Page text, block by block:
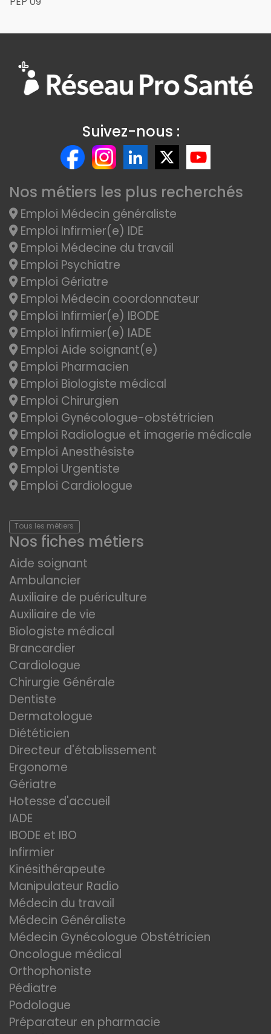
Suivez-nous :
Nos métiers les plus recherchés
Emploi Médecin généraliste
Emploi Infirmier(e) IDE
Emploi Médecine du travail
Emploi Psychiatre
Emploi Gériatre
Emploi Médecin coordonnateur
Emploi Infirmier(e) IBODE
Emploi Infirmier(e) IADE
Emploi Aide soignant(e)
Emploi Pharmacien
Emploi Biologiste médical
Emploi Chirurgien
Emploi Gynécologue-obstétricien
Emploi Radiologue et imagerie médicale
Emploi Anesthésiste
Emploi Urgentiste
Emploi Cardiologue
Tous les métiers
Nos fiches métiers
Aide soignant
Ambulancier
Auxiliaire de puériculture
Auxiliaire de vie
Biologiste médical
Brancardier
Cardiologue
Chirurgie Générale
Dentiste
Dermatologue
Diététicien
Directeur d'établissement
Ergonome
Gériatre
Hotesse d'accueil
IADE
IBODE et IBO
Infirmier
Kinésithérapeute
Manipulateur Radio
Médecin du travail
Médecin Généraliste
Médecin Gynécologue Obstétricien
Oncologue médical
Orthophoniste
Pédiatre
Podologue
Préparateur en pharmacie